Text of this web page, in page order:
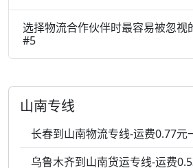
选择物流合作伙伴时最容易被忽视
#5
山南专线